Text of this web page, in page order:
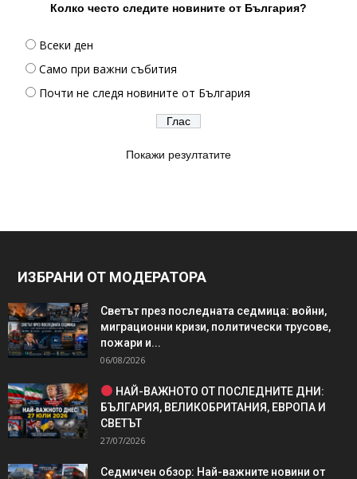
Колко често следите новините от България?
Всеки ден
Само при важни събития
Почти не следя новините от България
Покажи резултатите
ИЗБРАНИ ОТ МОДЕРАТОРА
Светът през последната седмица: войни,
миграционни кризи, политически трусове,
пожари и...
06/08/2026
НАЙ-ВАЖНОТО ОТ ПОСЛЕДНИТЕ ДНИ:
БЪЛГАРИЯ, ВЕЛИКОБРИТАНИЯ, ЕВРОПА И
СВЕТЪТ
27/07/2026
Седмичен обзор: Най-важните новини от